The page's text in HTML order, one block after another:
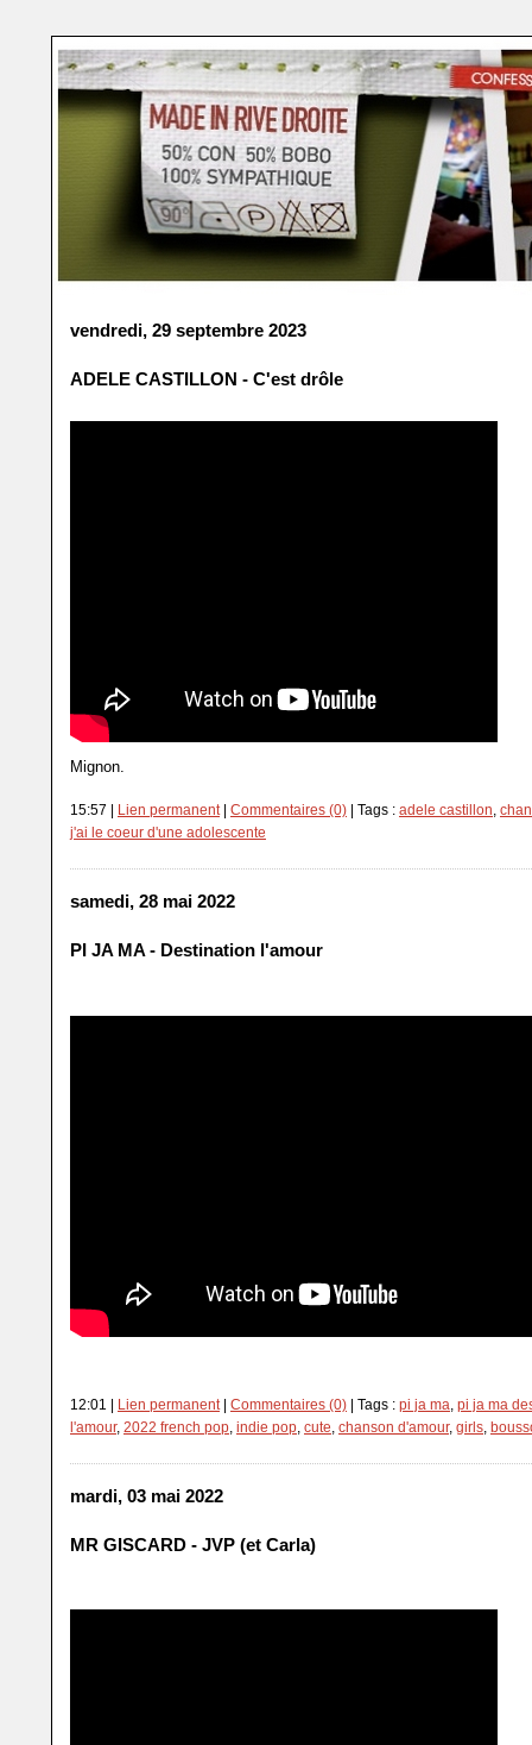
vendredi, 29 septembre 2023
ADELE CASTILLON - C'est drôle
Mignon.
15:57 | Lien permanent| Commentaires (0) | Tags : adele castillon,
j'ai le coeur d'une adolescente
samedi, 28 mai 2022
PI JA MA - Destination l'amour
12:01 | Lien permanent | Commentaires (0) | Tags : pi ja ma pi ja ma
l'amour, 2022 french pop indie pop cute chanson d'amour, girls
mardi, 03 mai 2022
MR GISCARD - JVP (et Carla)